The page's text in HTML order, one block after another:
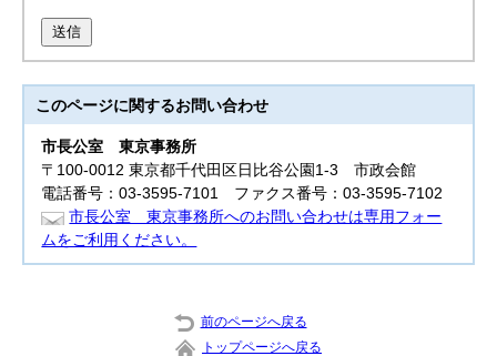
送信
このページに関するお問い合わせ
市長公室東京事務所
〒100-0012 東京都千代田区日比谷公園1-3 市政会館
電話番号：03-3595-7101 ファクス番号：03-3595-7102
市長公室 東京事務所へのお問い合わせは専用フォー
ムをご利用ください。
前のページへ戻る
トップページへ戻る